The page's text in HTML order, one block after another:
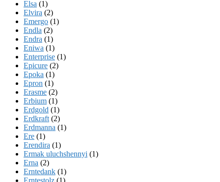
Elsa (1)
Elvira (2)
Emergo (1)
Endla (2)
Endra (1)
Eniwa (1)
Enterprise (1)
Epicure (2)
Epoka (1)
Epron (1)
Erasme (2)
Erbium (1)
Erdgold (1)
Erdkraft (2)
Erdmanna (1)
Ere (1)
Erendira (1)
Ermak uluchshennyi (1)
Erna (2)
Erntedank (1)
Erntestolz (1)